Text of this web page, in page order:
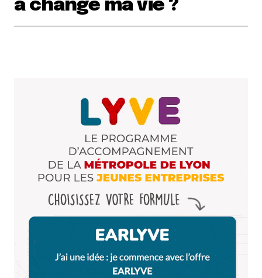
a changé ma vie ?